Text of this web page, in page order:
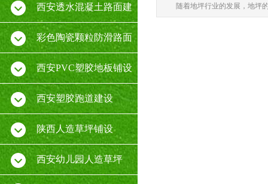
随着地坪行业的发展，地坪
西安透水混凝土路面建
设 彩色陶瓷颗粒防滑路面
施工 西安PVC塑胶地板铺设
厂家 西安塑胶跑道建设
陕西人造草坪铺设
西安幼儿园人造草坪